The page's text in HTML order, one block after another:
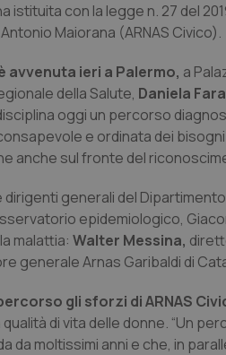
istituita con la legge n. 27 del
Maiorana (ARNAS Civico).
avvenuta ieri a Palermo, a
della Salute, Daniela
oggi un percorso
e ordinata dei
anche sul fronte del
dirigenti generali del
epidemiologico,
malattia: Walter Messina,
generale Arnas Garibaldi di
gli sforzi di ARNAS
di vita delle donne. “Un
da moltissimi anni e che, in